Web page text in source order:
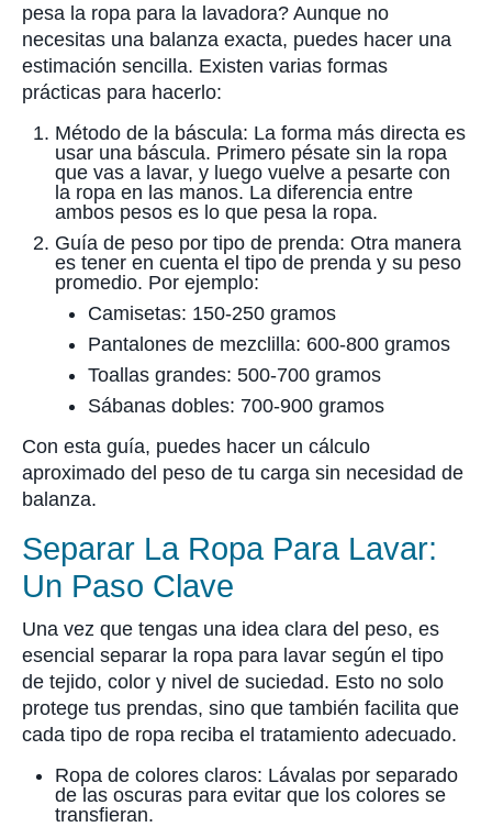
pesa la ropa para la lavadora? Aunque no
necesitas una balanza exacta, puedes hacer una
estimación sencilla. Existen varias formas
prácticas para hacerlo:
Método de la báscula: La forma más directa es
usar una báscula. Primero pésate sin la ropa
que vas a lavar, y luego vuelve a pesarte con
la ropa en las manos. La diferencia entre
ambos pesos es lo que pesa la ropa.
Guía de peso por tipo de prenda: Otra manera
es tener en cuenta el tipo de prenda y su peso
promedio. Por ejemplo:
Camisetas: 150-250 gramos
Pantalones de mezclilla: 600-800 gramos
Toallas grandes: 500-700 gramos
Sábanas dobles: 700-900 gramos
Con esta guía, puedes hacer un cálculo
aproximado del peso de tu carga sin necesidad de
balanza.
Separar La Ropa Para Lavar:
Un Paso Clave
Una vez que tengas una idea clara del peso, es
esencial separar la ropa para lavar según el tipo
de tejido, color y nivel de suciedad. Esto no solo
protege tus prendas, sino que también facilita que
cada tipo de ropa reciba el tratamiento adecuado.
Ropa de colores claros: Lávalas por separado
de las oscuras para evitar que los colores se
transfieran.